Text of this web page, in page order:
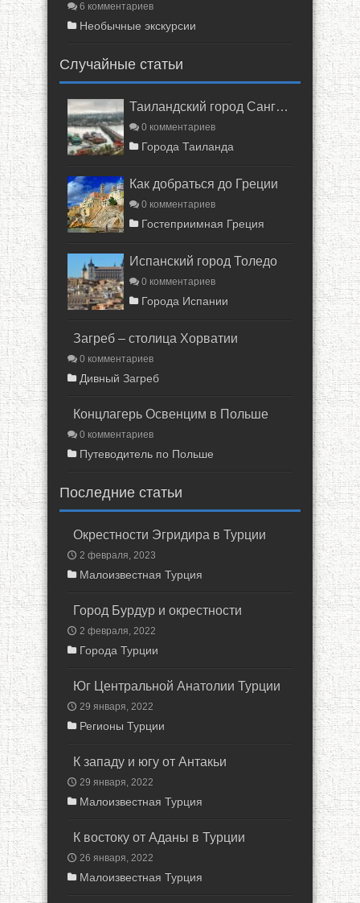
6 комментариев
Необычные экскурсии
Случайные статьи
Таиландский город Сангклабури
0 комментариев
Города Таиланда
Как добраться до Греции
0 комментариев
Гостеприимная Греция
Испанский город Толедо
0 комментариев
Города Испании
Загреб – столица Хорватии
0 комментариев
Дивный Загреб
Концлагерь Освенцим в Польше
0 комментариев
Путеводитель по Польше
Последние статьи
Окрестности Эгридира в Турции
2 февраля, 2023
Малоизвестная Турция
Город Бурдур и окрестности
2 февраля, 2022
Города Турции
Юг Центральной Анатолии Турции
29 января, 2022
Регионы Турции
К западу и югу от Антакьи
29 января, 2022
Малоизвестная Турция
К востоку от Аданы в Турции
26 января, 2022
Малоизвестная Турция